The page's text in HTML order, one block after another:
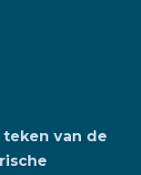
van de